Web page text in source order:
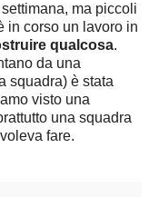
ma piccoli
in corso un lavoro in
qualcosa.
da una
squadra) è stata
visto una
una squadra
fare.